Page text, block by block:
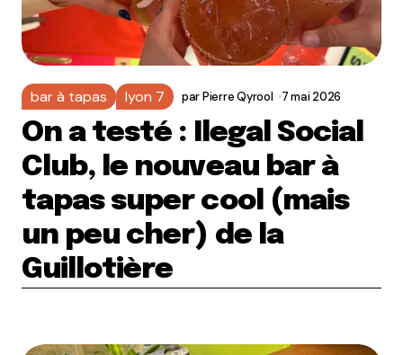
bar à tapas lyon 7 parPierre Qyrool 7 mai 2026
On a testé : Ilegal Social
Club, le nouveau bar à
tapas super cool (mais
un peu cher) de la
Guillotière